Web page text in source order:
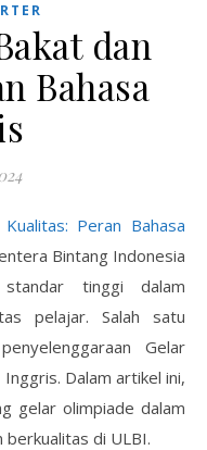
dan
Bahasa
Peran Bahasa
Bintang Indonesia
tinggi dalam
pelajar. Salah satu
Gelar
Dalam artikel ini,
gelar olimpiade dalam
di ULBI.